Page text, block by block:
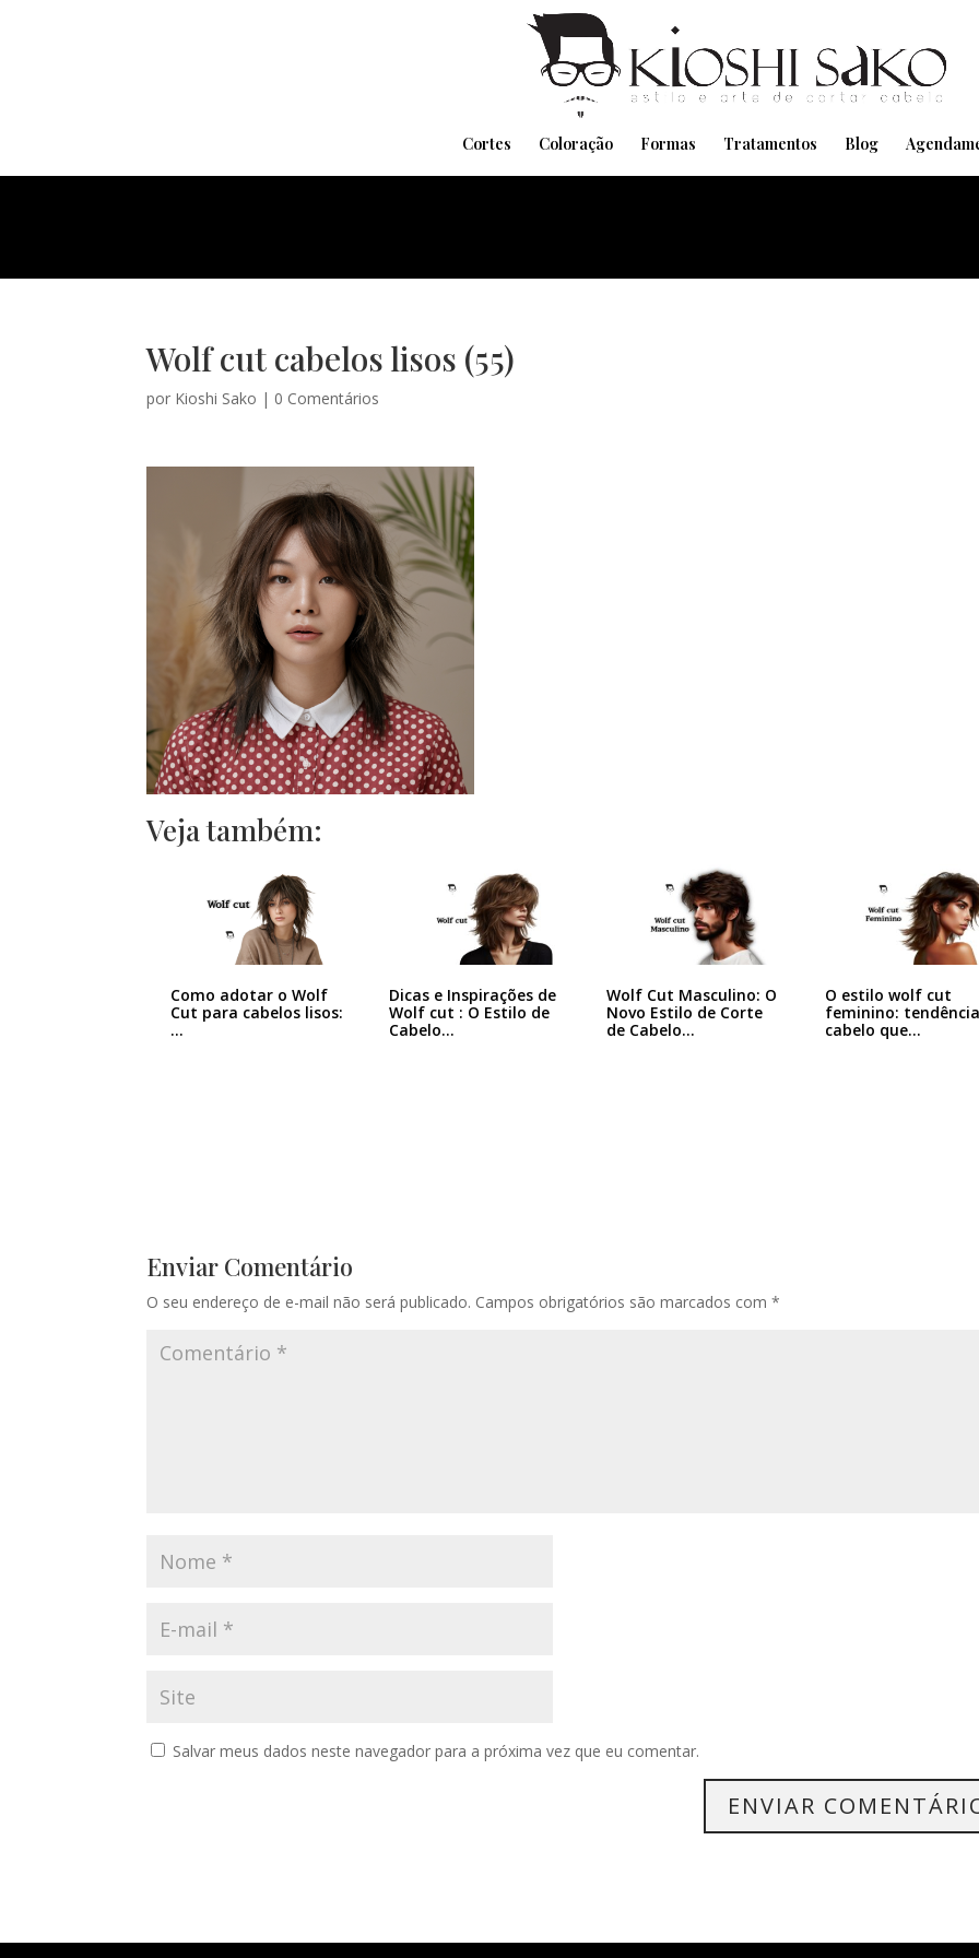
Cortes Coloração Formas Tratamentos Blog
Wolf cut cabelos lisos (55)
por Kioshi Sako | 0 Comentários
Veja também:
Como adotar o Wolf
Cut para cabelos lisos:
…
Dicas e Inspirações de
Wolf cut : O Estilo de
Cabelo…
Wolf Cut Masculino: O
Novo Estilo de Corte
de Cabelo…
O estilo wolf cut
feminino:
cabelo que…
Enviar Comentário
O seu endereço de e-mail não será publicado. Campos obrigatórios são marcados com*
Salvar meus dados neste navegador para a próxima vez que eu comentar.
Pensando em transformar seu Visual??
Agende pelo Whatsapp